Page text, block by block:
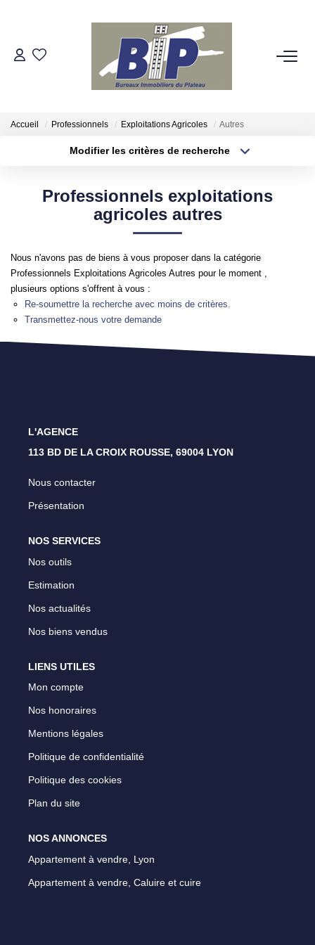
VENTES
BIENS VENDUS
NOTRE AGENCE
Qui Sommes-Nous
Nos Partenaires
NOS SECTEURS
Accueil Professionnels Exploitations Agricoles Autres
Modifier les critères de recherche
Budget max
Professionnels exploitations
agricoles autres
Nous n'avons pas de biens à vous proposer dans la catégorie
Professionnels Exploitations Agricoles Autres pour le moment ,
plusieurs options s'offrent à vous :
Re-soumettre la recherche avec moins de critères.
Transmettez-nous votre demande
L'AGENCE
113 BD DE LA CROIX ROUSSE, 69004 LYON
Nous contacter
Présentation
NOS SERVICES
Nos outils
Estimation
Nos actualités
Nos biens vendus
LIENS UTILES
Mon compte
Nos honoraires
Mentions légales
Politique de confidentialité
Politique des cookies
Plan du site
NOS ANNONCES
Appartement à vendre, Lyon
Appartement à vendre, Caluire et cuire